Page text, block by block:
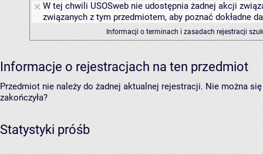
W tej chwili USOSweb nie udostępnia żadnej akcji
związanych z tym przedmiotem, aby poznać dokładne
Informacji o terminach i zasadach rejestracji
Informacje o rejestracjach na ten przedmiot
Przedmiot nie należy do żadnej aktualnej rejestracji. Nie można
zakończyła?
Statystyki próśb